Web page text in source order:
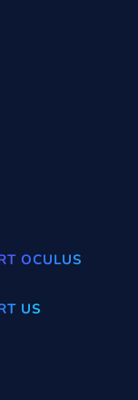
OCULUS
US